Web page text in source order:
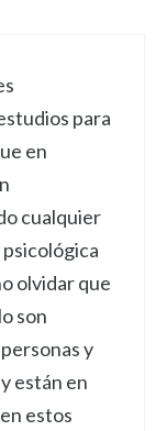
para
en
cualquier
olvidar que
son
y
están en
estos